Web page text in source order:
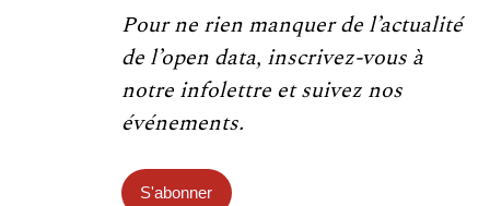
Pour ne rien manquer de l’actualité
de l’open data, inscrivez-vous à
notre infolettre et suivez nos
événements.
S'abonner